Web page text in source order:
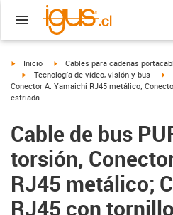
igus-icon-arrow-right
Inicio igus-icon-arrow-right
Cables para cadenas
igus-icon-arrow-right
Tecnología de vídeo, visión y bus
Conector A: Yamaichi RJ45 metálico;
estriada
Cable de bus
torsión,
RJ45 metálico;
RJ45 con